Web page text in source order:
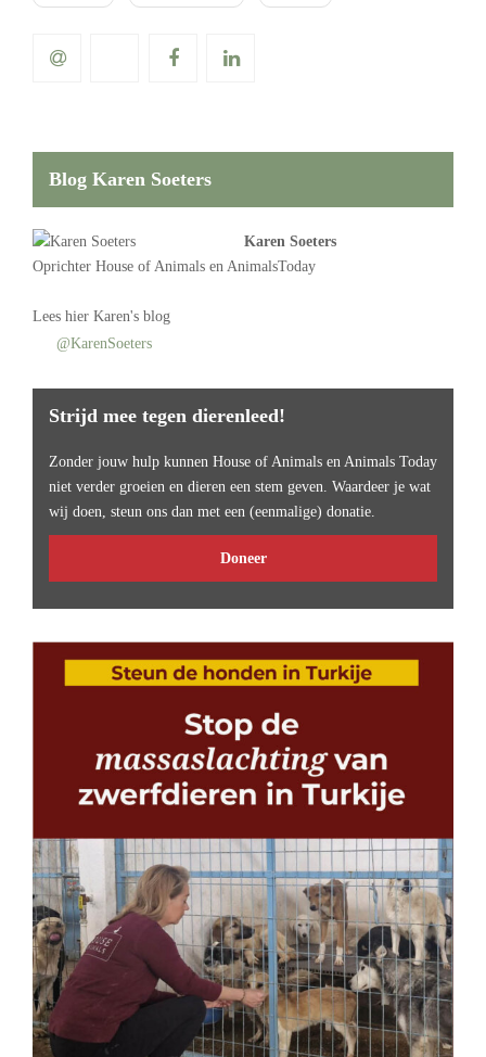
Blog Karen Soeters
Karen Soeters
Oprichter House of Animals en AnimalsToday
Lees hier Karen's blog
@KarenSoeters
Strijd mee tegen dierenleed!
Zonder jouw hulp kunnen House of Animals en Animals Today
niet verder groeien en dieren een stem geven. Waardeer je wat
wij doen, steun ons dan met een (eenmalige) donatie.
Doneer